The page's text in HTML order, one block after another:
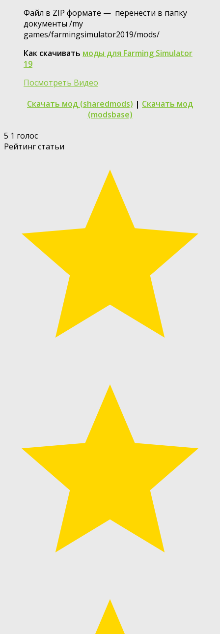
Файл в ZIP формате — перенести в папку
документы /my
games/farmingsimulator2019/mods/
Как скачивать моды для Farming Simulator
19
Посмотреть Видео
Скачать мод (sharedmods) | Скачать мод
(modsbase)
5 1 голос
Рейтинг статьи